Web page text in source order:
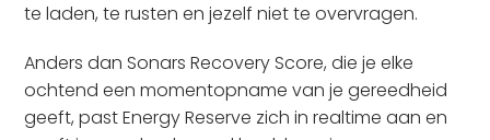
te laden, te rusten en jezelf niet te overvragen.
Anders dan Sonars Recovery Score, die je elke
ochtend een momentopname van je gereedheid
geeft, past Energy Reserve zich in realtime aan en